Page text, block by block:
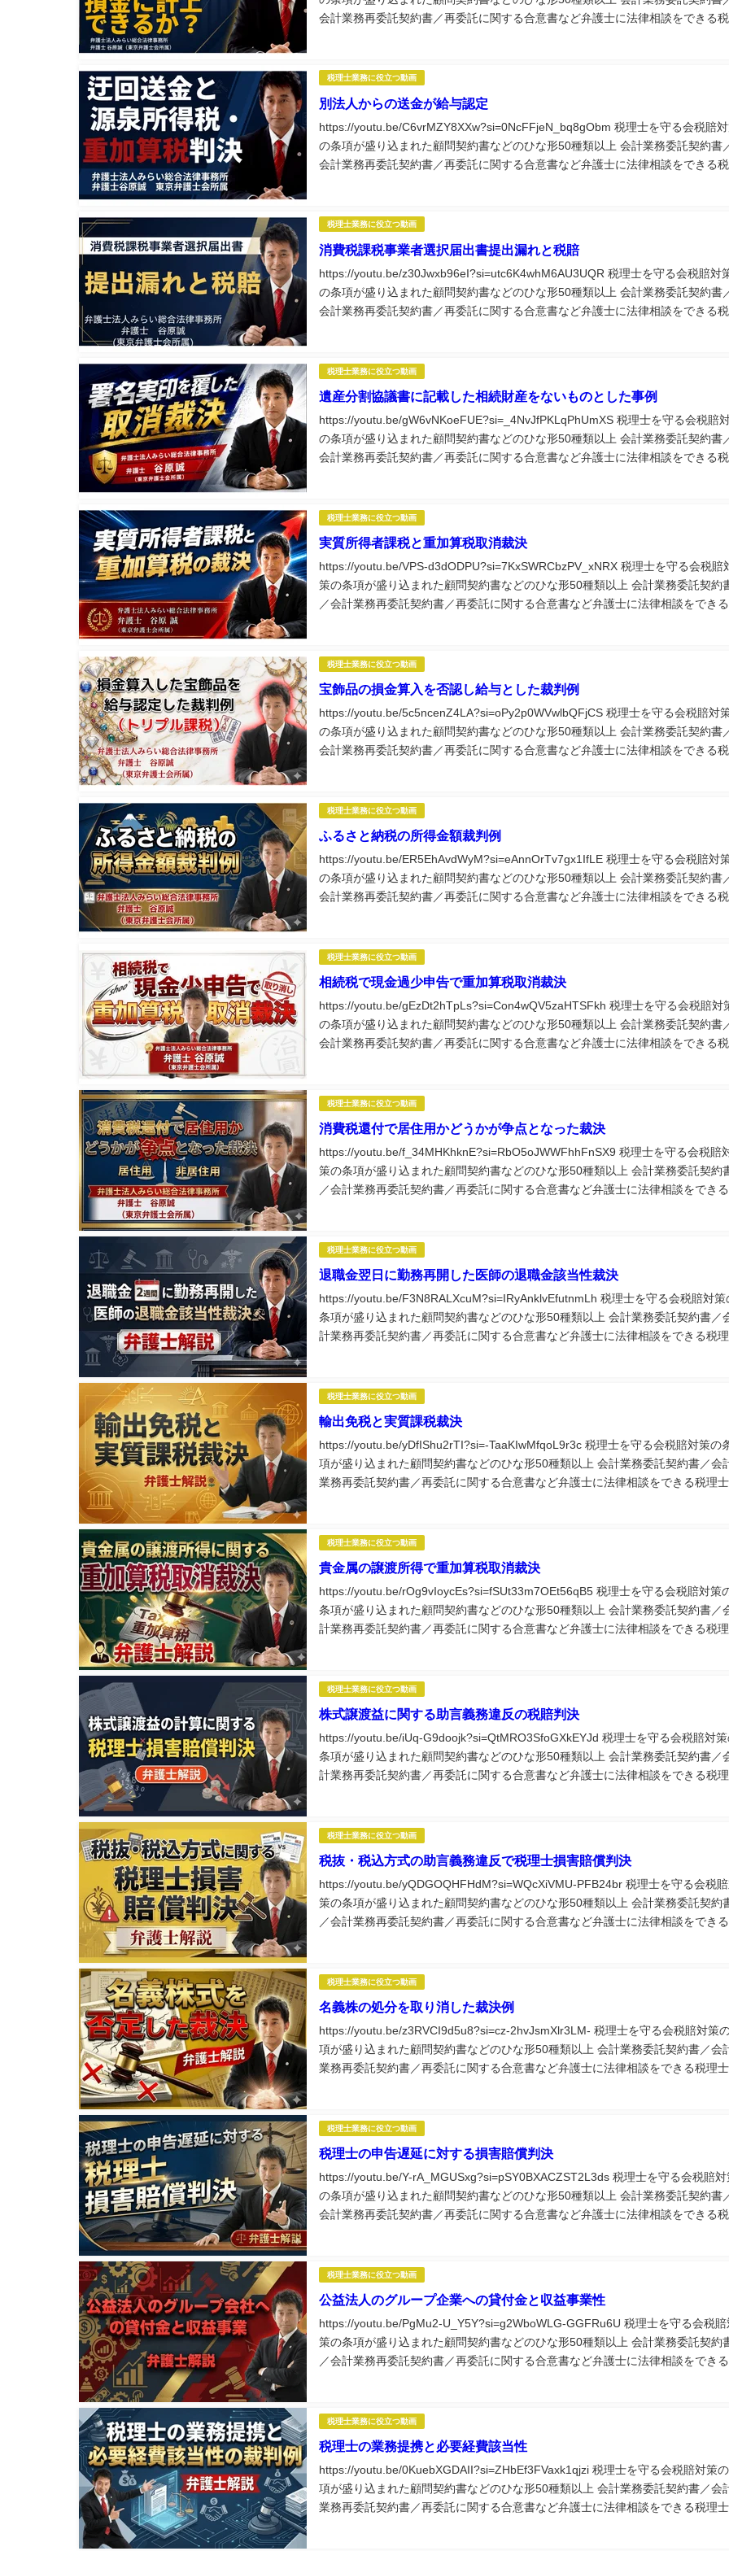
会計業務再委託契約書／再委託に関する合意書など弁護士に法律相談をできる税
税理士業務に役立つ動画
別法人からの送金が給与認定
https://youtu.be/C6vrMZY8XXw?si=0NcFFjeN_bq8gObm 税理士を守る会税賠
の条項が盛り込まれた顧問契約書などのひな形50種類以上 会計業務委託契約書
会計業務再委託契約書／再委託に関する合意書など弁護士に法律相談をできる税
税理士業務に役立つ動画
消費税課税事業者選択届出書提出漏れと税賠
https://youtu.be/z30Jwxb96eI?si=utc6K4whM6AU3UQR 税理士を守る会税賠対
の条項が盛り込まれた顧問契約書などのひな形50種類以上 会計業務委託契約書
会計業務再委託契約書／再委託に関する合意書など弁護士に法律相談をできる税
税理士業務に役立つ動画
遺産分割協議書に記載した相続財産をないものとした事例
https://youtu.be/gW6vNKoeFUE?si=_4NvJfPKLqPhUmXS 税理士を守る会税賠
の条項が盛り込まれた顧問契約書などのひな形50種類以上 会計業務委託契約書
会計業務再委託契約書／再委託に関する合意書など弁護士に法律相談をできる税
税理士業務に役立つ動画
実質所得者課税と重加算税取消裁決
https://youtu.be/VPS-d3dODPU?si=7KxSWRCbzPV_xNRX 税理士を守る会税賠
策の条項が盛り込まれた顧問契約書などのひな形50種類以上 会計業務委託契約
／会計業務再委託契約書／再委託に関する合意書など弁護士に法律相談をできる
税理士業務に役立つ動画
宝飾品の損金算入を否認し給与とした裁判例
https://youtu.be/5c5ncenZ4LA?si=oPy2p0WVwlbQFjCS 税理士を守る会税賠対
の条項が盛り込まれた顧問契約書などのひな形50種類以上 会計業務委託契約書
会計業務再委託契約書／再委託に関する合意書など弁護士に法律相談をできる税
税理士業務に役立つ動画
ふるさと納税の所得金額裁判例
https://youtu.be/ER5EhAvdWyM?si=eAnnOrTv7gx1IfLE 税理士を守る会税賠対
の条項が盛り込まれた顧問契約書などのひな形50種類以上 会計業務委託契約書
会計業務再委託契約書／再委託に関する合意書など弁護士に法律相談をできる税
税理士業務に役立つ動画
相続税で現金過少申告で重加算税取消裁決
https://youtu.be/gEzDt2hTpLs?si=Con4wQV5zaHTSFkh 税理士を守る会税賠対
の条項が盛り込まれた顧問契約書などのひな形50種類以上 会計業務委託契約書
会計業務再委託契約書／再委託に関する合意書など弁護士に法律相談をできる税
税理士業務に役立つ動画
消費税還付で居住用かどうかが争点となった裁決
https://youtu.be/f_34MHKhknE?si=RbO5oJWWFhhFnSX9 税理士を守る会税賠
策の条項が盛り込まれた顧問契約書などのひな形50種類以上 会計業務委託契約
／会計業務再委託契約書／再委託に関する合意書など弁護士に法律相談をできる
税理士業務に役立つ動画
退職金翌日に勤務再開した医師の退職金該当性裁決
https://youtu.be/F3N8RALXcuM?si=IRyAnklvEfutnmLh 税理士を守る会税賠対策
条項が盛り込まれた顧問契約書などのひな形50種類以上 会計業務委託契約書／
計業務再委託契約書／再委託に関する合意書など弁護士に法律相談をできる税理
税理士業務に役立つ動画
輸出免税と実質課税裁決
https://youtu.be/yDfIShu2rTI?si=-TaaKIwMfqoL9r3c 税理士を守る会税賠対策の
項が盛り込まれた顧問契約書などのひな形50種類以上 会計業務委託契約書／会
業務再委託契約書／再委託に関する合意書など弁護士に法律相談をできる税理士
税理士業務に役立つ動画
貴金属の譲渡所得で重加算税取消裁決
https://youtu.be/rOg9vIoycEs?si=fSUt33m7OEt56qB5 税理士を守る会税賠対策
条項が盛り込まれた顧問契約書などのひな形50種類以上 会計業務委託契約書／
計業務再委託契約書／再委託に関する合意書など弁護士に法律相談をできる税理
税理士業務に役立つ動画
株式譲渡益に関する助言義務違反の税賠判決
https://youtu.be/iUq-G9doojk?si=QtMRO3SfoGXkEYJd 税理士を守る会税賠対
条項が盛り込まれた顧問契約書などのひな形50種類以上 会計業務委託契約書／
計業務再委託契約書／再委託に関する合意書など弁護士に法律相談をできる税理
税理士業務に役立つ動画
税抜・税込方式の助言義務違反で税理士損害賠償判決
https://youtu.be/yQDGOQHFHdM?si=WQcXiVMU-PFB24br 税理士を守る会税
策の条項が盛り込まれた顧問契約書などのひな形50種類以上 会計業務委託契約
／会計業務再委託契約書／再委託に関する合意書など弁護士に法律相談をできる
税理士業務に役立つ動画
名義株の処分を取り消した裁決例
https://youtu.be/z3RVCI9d5u8?si=cz-2hvJsmXlr3LM- 税理士を守る会税賠対策
項が盛り込まれた顧問契約書などのひな形50種類以上 会計業務委託契約書／会
業務再委託契約書／再委託に関する合意書など弁護士に法律相談をできる税理士
税理士業務に役立つ動画
税理士の申告遅延に対する損害賠償判決
https://youtu.be/Y-rA_MGUSxg?si=pSY0BXACZST2L3ds 税理士を守る会税賠対
の条項が盛り込まれた顧問契約書などのひな形50種類以上 会計業務委託契約書
会計業務再委託契約書／再委託に関する合意書など弁護士に法律相談をできる税
税理士業務に役立つ動画
公益法人のグループ企業への貸付金と収益事業性
https://youtu.be/PgMu2-U_Y5Y?si=g2WboWLG-GGFRu6U 税理士を守る会税賠
策の条項が盛り込まれた顧問契約書などのひな形50種類以上 会計業務委託契約
／会計業務再委託契約書／再委託に関する合意書など弁護士に法律相談をできる
税理士業務に役立つ動画
税理士の業務提携と必要経費該当性
https://youtu.be/0KuebXGDAII?si=ZHbEf3FVaxk1qjzi 税理士を守る会税賠対策
項が盛り込まれた顧問契約書などのひな形50種類以上 会計業務委託契約書／会
業務再委託契約書／再委託に関する合意書など弁護士に法律相談をできる税理士